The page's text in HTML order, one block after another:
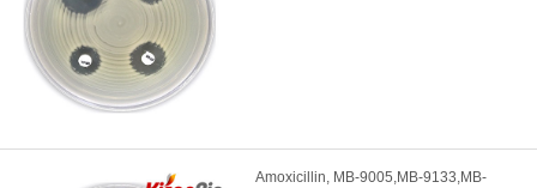
Amoxicillin, MB-9005,MB-9133,MB-